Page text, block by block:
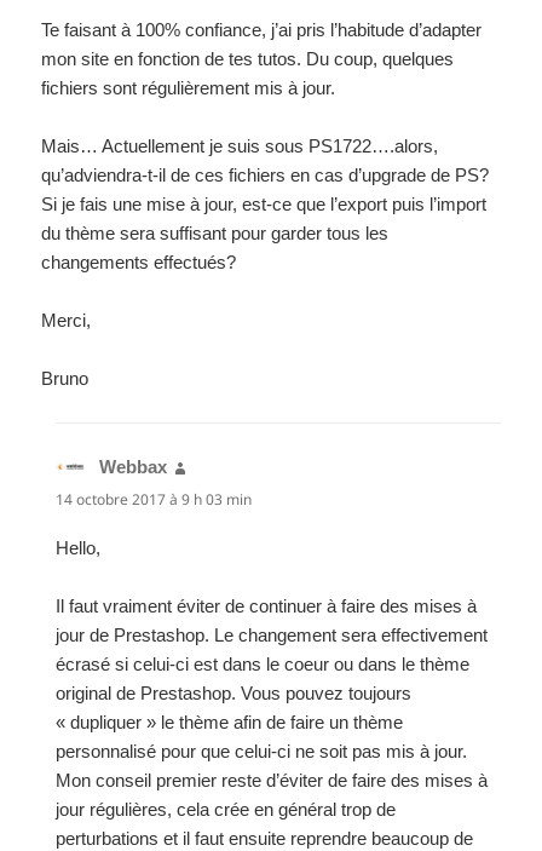
Te faisant à 100% confiance, j’ai pris l’habitude d’adapter
mon site en fonction de tes tutos. Du coup, quelques
fichiers sont régulièrement mis à jour.
Mais… Actuellement je suis sous PS1722….alors,
qu’adviendra-t-il de ces fichiers en cas d’upgrade de PS?
Si je fais une mise à jour, est-ce que l’export puis l’import
du thème sera suffisant pour garder tous les
changements effectués?
Merci,
Bruno
Webbax
14 octobre 2017 à 9 h 03 min
Hello,
Il faut vraiment éviter de continuer à faire des mises à
jour de Prestashop. Le changement sera effectivement
écrasé si celui-ci est dans le coeur ou dans le thème
original de Prestashop. Vous pouvez toujours
« dupliquer » le thème afin de faire un thème
personnalisé pour que celui-ci ne soit pas mis à jour.
Mon conseil premier reste d’éviter de faire des mises à
jour régulières, cela crée en général trop de
perturbations et il faut ensuite reprendre beaucoup de